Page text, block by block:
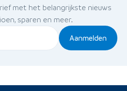
met het belangrijkste nieuws
sparen en meer.
Aanmelden